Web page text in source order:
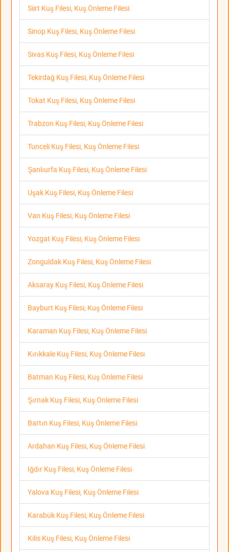
Siirt Kuş Filesi, Kuş Önleme Filesi
Sinop Kuş Filesi, Kuş Önleme Filesi
Sivas Kuş Filesi, Kuş Önleme Filesi
Tekirdağ Kuş Filesi, Kuş Önleme Filesi
Tokat Kuş Filesi, Kuş Önleme Filesi
Trabzon Kuş Filesi, Kuş Önleme Filesi
Tunceli Kuş Filesi, Kuş Önleme Filesi
Şanlıurfa Kuş Filesi, Kuş Önleme Filesi
Uşak Kuş Filesi, Kuş Önleme Filesi
Van Kuş Filesi, Kuş Önleme Filesi
Yozgat Kuş Filesi, Kuş Önleme Filesi
Zonguldak Kuş Filesi, Kuş Önleme Filesi
Aksaray Kuş Filesi, Kuş Önleme Filesi
Bayburt Kuş Filesi, Kuş Önleme Filesi
Karaman Kuş Filesi, Kuş Önleme Filesi
Kırıkkale Kuş Filesi, Kuş Önleme Filesi
Batman Kuş Filesi, Kuş Önleme Filesi
Şırnak Kuş Filesi, Kuş Önleme Filesi
Bartın Kuş Filesi, Kuş Önleme Filesi
Ardahan Kuş Filesi, Kuş Önleme Filesi
Iğdır Kuş Filesi, Kuş Önleme Filesi
Yalova Kuş Filesi, Kuş Önleme Filesi
Karabük Kuş Filesi, Kuş Önleme Filesi
Kilis Kuş Filesi, Kuş Önleme Filesi